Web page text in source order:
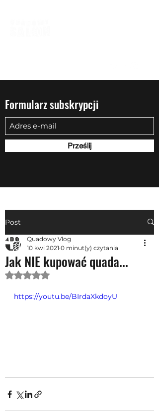
Formularz subskrypcji
Prześlij
Post
Jak NIE kupować quada...
Quadowy Vlog
10 kwi 2021 0 minut(y) czytania
Oceniono na NaN z 5 gwiazdek.
https://youtu.be/BIrdaXkdoyU